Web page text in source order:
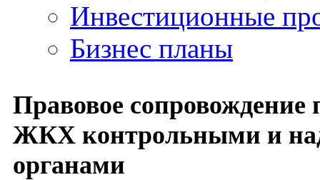
Инвестиционные
Бизнес планы
Правовое
ЖКХ контрольными и
органами